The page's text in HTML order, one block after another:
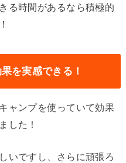
る時間があるなら積極的
を実感できる！
ャンプを使っていて効果
した！
いですし、さらに頑張ろ